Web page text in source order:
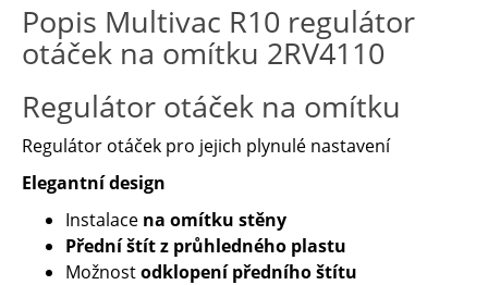
Popis Multivac R10 regulátor
otáček na omítku 2RV4110
Regulátor otáček na omítku
Regulátor otáček pro jejich plynulé nastavení
Elegantní design
Instalace na omítku stěny
Přední štít z průhledného plastu
Možnostodklopení předního štítu